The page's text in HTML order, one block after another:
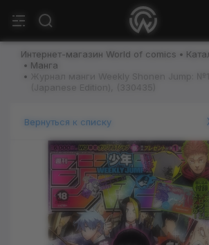
Интернет-магазин World of comics
Манга
Журнал манги Weekly Shonen Jump:
(Japanese Edition), (330435)
Вернуться к списку